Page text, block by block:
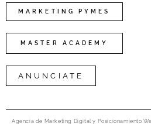
MARKETING PYMES
MASTER ACADEMY
ANUNCIATE
Agencia de Marketing Digital y Posicionamiento